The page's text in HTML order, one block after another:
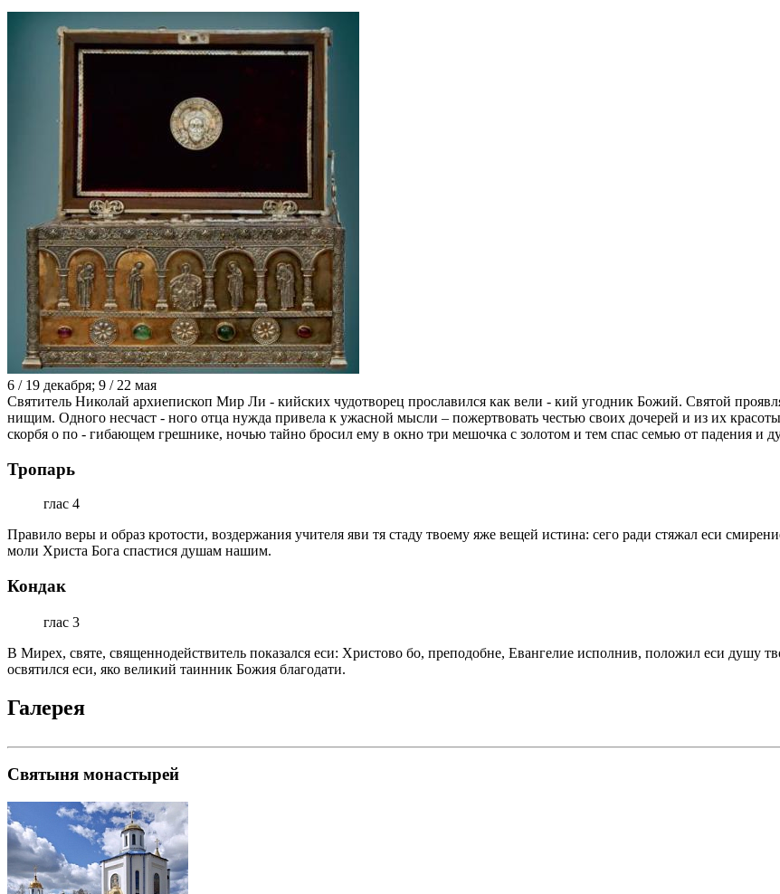
6 / 19 декабря; 9 / 22 мая
Святитель Николай архиепископ Мир Ли - кийских чудотворец прославился как вели - кий угодник Божий. Святой
нищим. Одного несчаст - ного отца нужда привела к ужасной мысли – пожертвовать честью своих дочерей и из их
скорбя о по - гибающем грешнике, ночью тайно бросил ему в окно три мешочка с золотом и тем спас семью от падения и
Тропарь
глас 4
Правило веры и образ кротости, воздержания учителя яви тя стаду твоему яже вещей истина: сего ради стяжал еси
моли Христа Бога спастися душам нашим.
Кондак
глас 3
В Мирех, святе, священнодействитель показался еси: Христово бо, преподобне, Евангелие исполнив, положил еси душу
освятился еси, яко великий таинник Божия благодати.
Галерея
Святыня монастырей